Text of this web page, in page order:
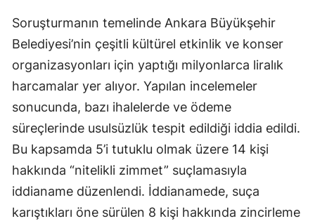
Manisa
Kahramanmaraş
Mardin
Muğla
Muş
Nevşehir
Niğde
Soruşturmanın temelinde Ankara Büyükşehir
Belediyesi’nin çeşitli kültürel etkinlik ve konser
organizasyonları için yaptığı milyonlarca liralık
harcamalar yer alıyor. Yapılan incelemeler
sonucunda, bazı ihalelerde ve ödeme
süreçlerinde usulsüzlük tespit edildiği iddia edildi.
Bu kapsamda 5’i tutuklu olmak üzere 14 kişi
hakkında “nitelikli zimmet” suçlamasıyla
iddianame düzenlendi. İddianamede, suça
karıştıkları öne sürülen 8 kişi hakkında zincirleme